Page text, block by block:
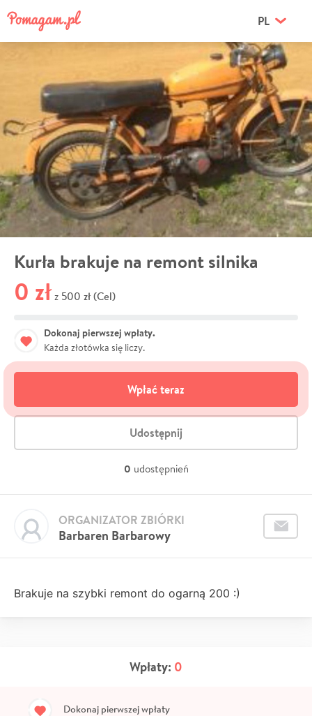
PL
Kurła brakuje na remont silnika
0 zł z 500 zł (Cel)
Dokonaj pierwszej wpłaty.
Każda złotówka się liczy.
Wpłać teraz
Udostępnij
0 udostępnień
Barbaren Barbarowy
ORGANIZATOR ZBIÓRKI
Brakuje na szybki remont do ogarną 200 :)
Wpłaty: 0
Dokonaj pierwszej wpłaty